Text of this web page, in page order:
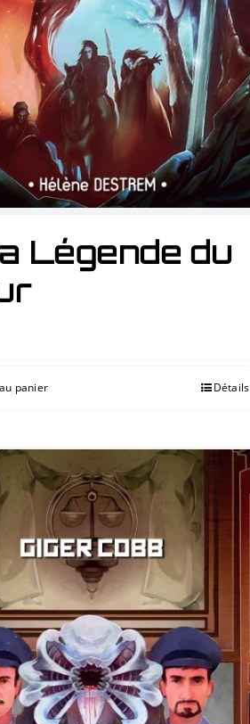
Légende du
panier Détails